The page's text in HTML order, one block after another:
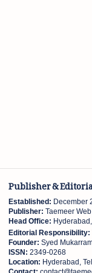
Publisher &
Established: December
Publisher: Taemeer
Head Office:
Editorial Responsibility:
Founder: Syed
ISSN: 2349-0268
Location: Hyderabad,